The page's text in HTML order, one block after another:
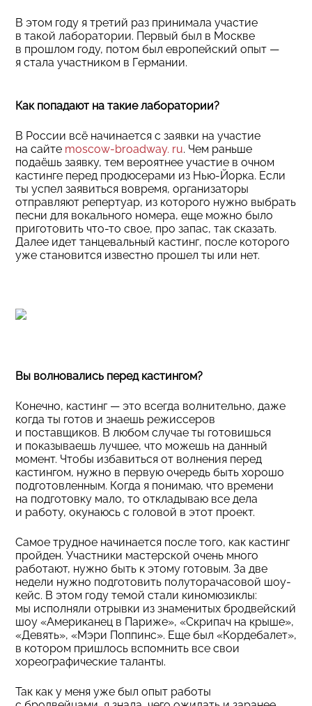
В этом году я третий раз принимала участие
в такой лаборатории. Первый был в Москве
в прошлом году, потом был европейский опыт —
я стала участником в Германии.
Как попадают на такие лаборатории?
В России всё начинается с заявки на участие
на сайте moscow-broadway. ru. Чем раньше
подаёшь заявку, тем вероятнее участие в очном
кастинге перед продюсерами из Нью-Йорка. Если
ты успел заявиться вовремя, организаторы
отправляют репертуар, из которого нужно выбрать
песни для вокального номера, еще можно было
приготовить что-то свое, про запас, так сказать.
Далее идет танцевальный кастинг, после которого
уже становится известно прошел ты или нет.
Вы волновались перед кастингом?
Конечно, кастинг — это всегда волнительно, даже
когда ты готов и знаешь режиссеров
и поставщиков. В любом случае ты готовишься
и показываешь лучшее, что можешь на данный
момент. Чтобы избавиться от волнения перед
кастингом, нужно в первую очередь быть хорошо
подготовленным. Когда я понимаю, что времени
на подготовку мало, то откладываю все дела
и работу, окунаюсь с головой в этот проект.
Самое трудное начинается после того, как кастинг
пройден. Участники мастерской очень много
работают, нужно быть к этому готовым. За две
недели нужно подготовить полуторачасовой шоу-
кейс. В этом году темой стали киномюзиклы:
мы исполняли отрывки из знаменитых бродвейский
шоу «Американец в Париже», «Скрипач на крыше»,
«Девять», «Мэри Поппинс». Еще был «Кордебалет»,
в котором пришлось вспомнить все свои
хореографические таланты.
Так как у меня уже был опыт работы